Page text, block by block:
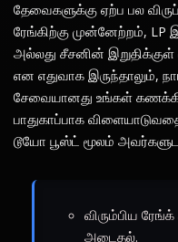
தேவைகளுக்கு ஏற்ப பல
ரேங்கிற்கு முன்னேற்றம், LP
அல்லது சீசனின்
என எதுவாக இருந்தாலும்,
சேவையானது உங்கள்
பாதுகாப்பாக
டூயோ பூஸ்ட் மூலம்
விரும்பிய
அடைதல்.